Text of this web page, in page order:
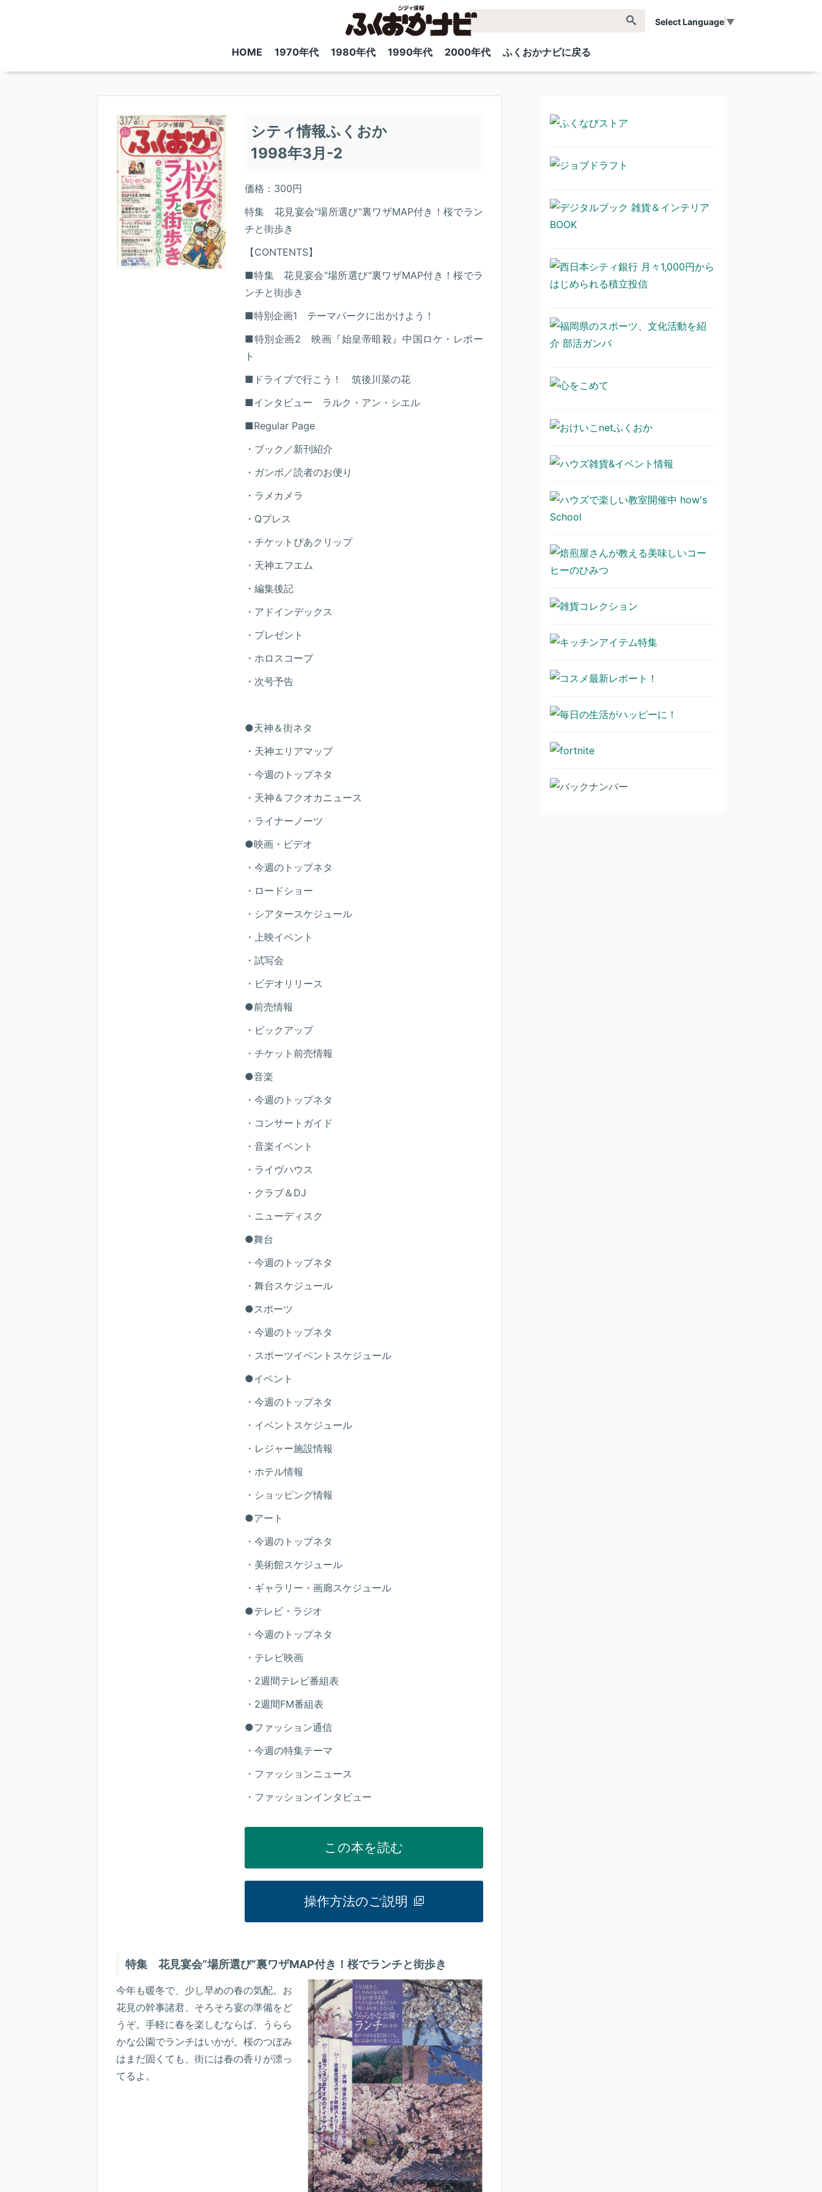
Select Language ▼
HOME 1970年代 1980年代 1990年代 2000年代 ふくおかナビに戻る
シティ情報ふくおか
1998年3月-2
価格：300円
特集 花見宴会“場所選び“裏ワザMAP付き！桜でラン
チと街歩き
【CONTENTS】
■特集 花見宴会“場所選び“裏ワザMAP付き！桜でラ
ンチと街歩き
■特別企画1 テーマパークに出かけよう！
■特別企画2 映画『始皇帝暗殺』中国ロケ・レポー
ト
■ドライブで行こう！ 筑後川菜の花
■インタビュー ラルク・アン・シエル
■Regular Page
・ブック／新刊紹介
・ガンボ／読者のお便り
・ラメカメラ
・Qプレス
・チケットぴあクリップ
・天神エフエム
・編集後記
・アドインデックス
・プレゼント
・ホロスコープ
・次号予告
●天神＆街ネタ
・天神エリアマップ
・今週のトップネタ
・天神＆フクオカニュース
・ライナーノーツ
●映画・ビデオ
・今週のトップネタ
・ロードショー
・シアタースケジュール
・上映イベント
・試写会
・ビデオリリース
●前売情報
・ピックアップ
・チケット前売情報
●音楽
・今週のトップネタ
・コンサートガイド
・音楽イベント
・ライヴハウス
・クラブ＆DJ
・ニューディスク
●舞台
・今週のトップネタ
・舞台スケジュール
●スポーツ
・今週のトップネタ
・スポーツイベントスケジュール
●イベント
・今週のトップネタ
・イベントスケジュール
・レジャー施設情報
・ホテル情報
・ショッピング情報
●アート
・今週のトップネタ
・美術館スケジュール
・ギャラリー・画廊スケジュール
●テレビ・ラジオ
・今週のトップネタ
・テレビ映画
・2週間テレビ番組表
・2週間FM番組表
●ファッション通信
・今週の特集テーマ
・ファッションニュース
・ファッションインタビュー
この本を読む
操作方法のご説明
特集 花見宴会“場所選び“裏ワザMAP付き！桜でランチと街歩き
今年も暖冬で、少し早めの春の気配。お
花見の幹事諸君、そろそろ宴の準備をど
うぞ。手軽に春を楽しむならば、うらら
かな公園でランチはいかが。桜のつぼみ
はまだ固くても、街には春の香りが漂っ
てるよ。